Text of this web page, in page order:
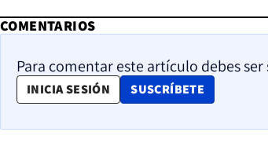
COMENTARIOS
Para comentar este artículo debes
INICIA SESIÓN SUSCRÍBETE
OPENS IN NEW WINDOW